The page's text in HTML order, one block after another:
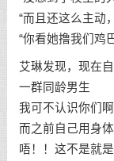
“而且还这么主动
“你看她撸我们鸡
艾琳发现，现在
一群同龄男生
我可不认识你们啊
而之前自己用身
唔！！这不是就是